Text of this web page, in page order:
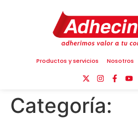
Productos y servicios Nosotros
Categoría: